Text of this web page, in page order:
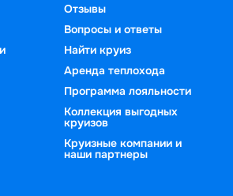
Отзывы
Вопросы и ответы
Найти круиз
Аренда теплохода
Программа лояльности
Коллекция выгодных
круизов
Круизные компании и
наши партнеры